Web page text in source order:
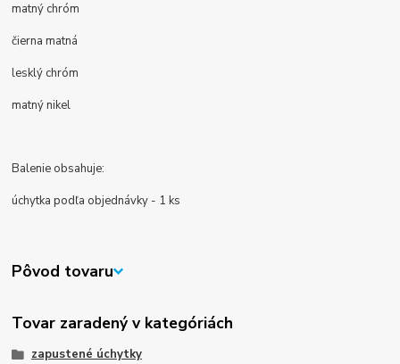
matný chróm
čierna matná
lesklý chróm
matný nikel
Balenie obsahuje:
úchytka podľa objednávky - 1 ks
Pôvod tovaru
Tovar zaradený v kategóriách
zapustené úchytky